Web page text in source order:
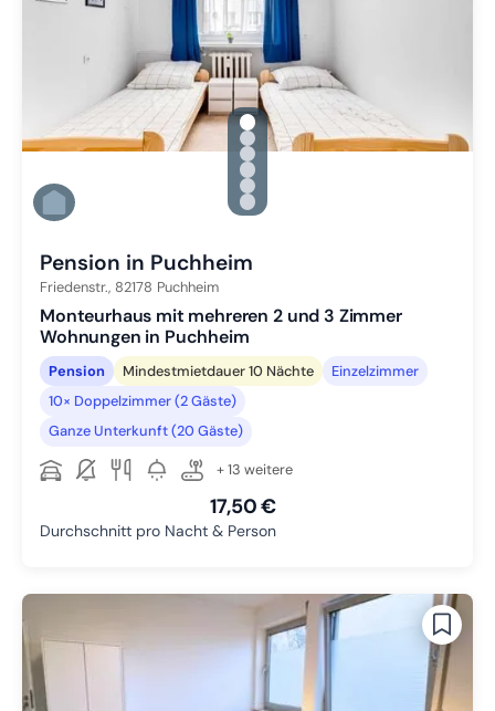
gallery.slide_selector
Zu Slide 1 wechseln
Zu Slide 2 wechseln
Zu Slide 3 wechseln
Zu Slide 4 wechseln
Zu Slide 5 wechseln
Zu Slide 6 wechseln
Pension in Puchheim
Friedenstr., 82178 Puchheim
Monteurhaus mit mehreren 2 und 3 Zimmer
Wohnungen in Puchheim
Pension Mindestmietdauer 10 Nächte
Einzelzimmer
10× Doppelzimmer (2 Gäste)
Ganze Unterkunft (20 Gäste)
+ 13 weitere
17,50 €
Durchschnitt pro Nacht & Person